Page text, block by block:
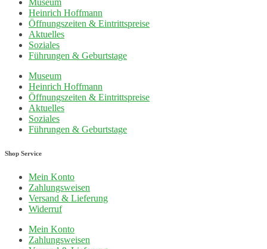
Heinrich Hoffmann
Öffnungszeiten & Eintrittspreise
Aktuelles
Soziales
Führungen & Geburtstage
Museum
Heinrich Hoffmann
Öffnungszeiten & Eintrittspreise
Aktuelles
Soziales
Führungen & Geburtstage
Shop Service
Mein Konto
Zahlungsweisen
Versand & Lieferung
Widerruf
Mein Konto
Zahlungsweisen